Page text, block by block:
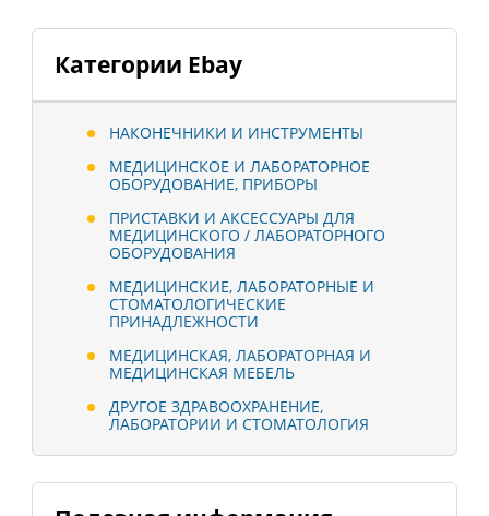
Категории Ebay
НАКОНЕЧНИКИ И ИНСТРУМЕНТЫ
МЕДИЦИНСКОЕ И ЛАБОРАТОРНОЕ
ОБОРУДОВАНИЕ, ПРИБОРЫ
ПРИСТАВКИ И АКСЕССУАРЫ ДЛЯ
МЕДИЦИНСКОГО / ЛАБОРАТОРНОГО
ОБОРУДОВАНИЯ
МЕДИЦИНСКИЕ, ЛАБОРАТОРНЫЕ И
СТОМАТОЛОГИЧЕСКИЕ
ПРИНАДЛЕЖНОСТИ
МЕДИЦИНСКАЯ, ЛАБОРАТОРНАЯ И
МЕДИЦИНСКАЯ МЕБЕЛЬ
ДРУГОЕ ЗДРАВООХРАНЕНИЕ,
ЛАБОРАТОРИИ И СТОМАТОЛОГИЯ